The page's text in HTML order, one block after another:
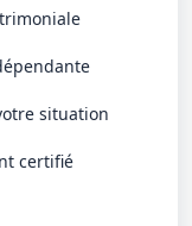
situation
certifié